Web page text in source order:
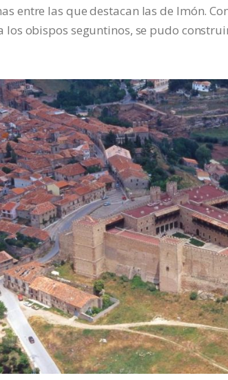
entre las que destacan las de Imón.
los obispos seguntinos, se pudo